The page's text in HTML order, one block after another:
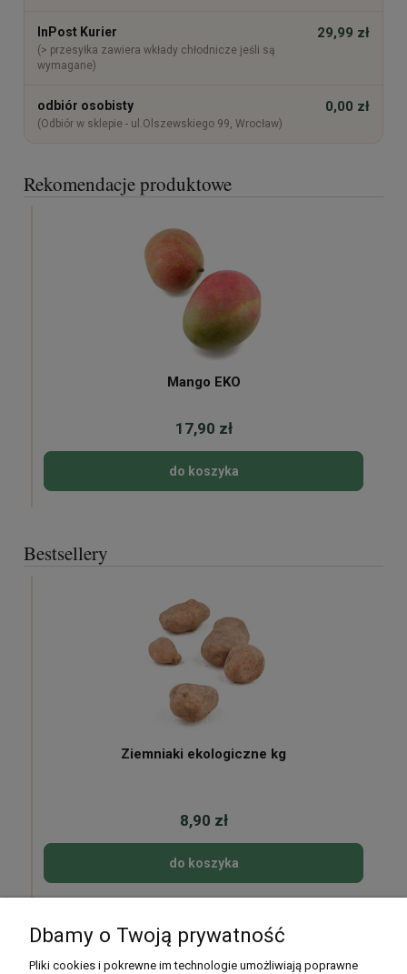
InPost Kurier
(> przesyłka zawiera wkłady chłodnicze jeśli są
wymagane)
29,99 zł
odbiór osobisty
(Odbiór w sklepie - ul.Olszewskiego 99, Wrocław)
0,00 zł
Rekomendacje produktowe
Mango EKO
17,90 zł
do koszyka
Bestsellery
Ziemniaki ekologiczne kg
8,90 zł
do koszyka
Dbamy o Twoją prywatność
Pliki cookies i pokrewne im technologie umożliwiają poprawne